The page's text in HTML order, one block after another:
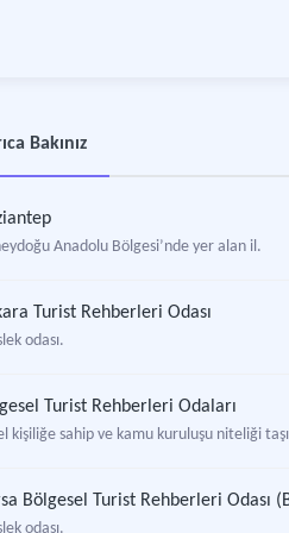
Bakınız
Anadolu Bölgesi’nde yer alan il.
Turist Rehberleri Odası
odası.
Turist Rehberleri Odaları
kişiliğe sahip ve kamu kuruluşu niteliği
Bölgesel Turist Rehberleri Odası
odası.